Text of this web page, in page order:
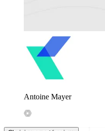
Antoine Mayer